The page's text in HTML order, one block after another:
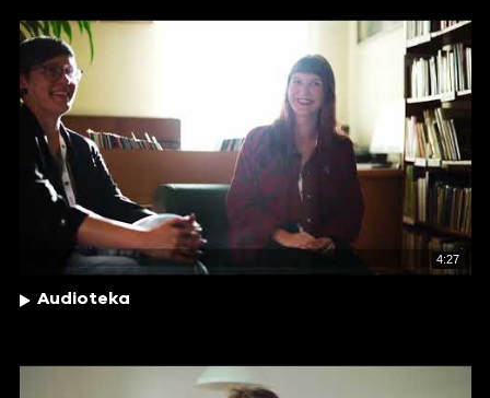
4:27
Audioteka